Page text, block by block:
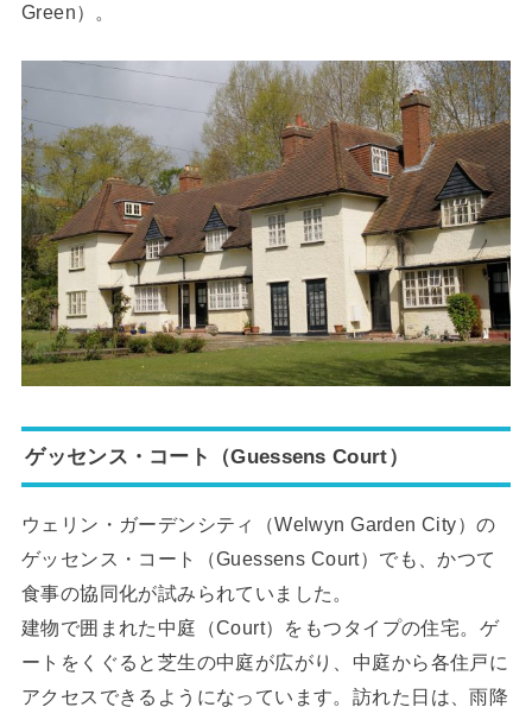
Green）。
ゲッセンス・コート（Guessens Court）
ウェリン・ガーデンシティ（Welwyn Garden City）の
ゲッセンス・コート（Guessens Court）でも、かつて
食事の協同化が試みられていました。
建物で囲まれた中庭（Court）をもつタイプの住宅。ゲ
ートをくぐると芝生の中庭が広がり、中庭から各住戸に
アクセスできるようになっています。訪れた日は、雨降